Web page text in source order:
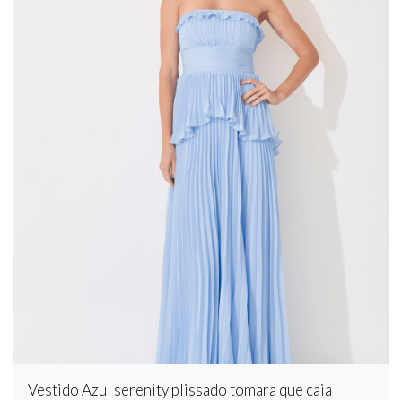
Vestido Azul serenity plissado tomara que caia